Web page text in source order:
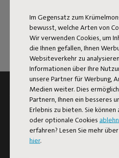
Im Gegensatz zum
bewusst, welche Arten von
Wir verwenden Cookies, um
die Ihnen gefallen, Ihnen
Websiteverkehr zu
Informationen über Ihre
unsere Partner für Werbung,
Medien weiter. Dies
Partnern, Ihnen ein besseres
Erlebnis zu bieten. Sie
oder optionale Cookies
erfahren? Lesen Sie mehr
hier.
ABONNIEREN SIE DEN
ERHALTE 10 % RABATT